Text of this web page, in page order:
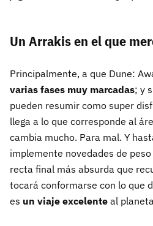
Un Arrakis en el que
Principalmente, a que Dune:
varias fases muy marcadas; y
pueden resumir como super
llega a lo que corresponde al
cambia mucho. Para mal. Y
implemente novedades de
recta final más absurda que
tocará conformarse con lo que
es un viaje excelente al